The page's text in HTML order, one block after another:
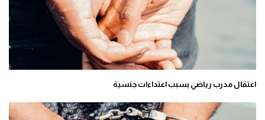
اعتقال مدرب رياضي بسبب اعتداءات جنسية